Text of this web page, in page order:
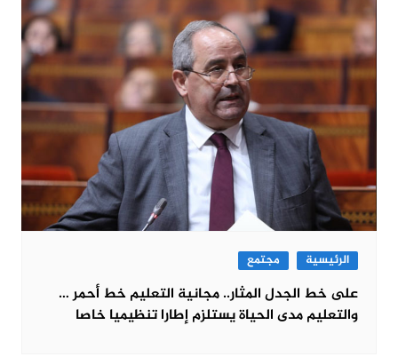
الرئيسية مجتمع
على خط الجدل المثار.. مجانية التعليم خط أحمر …
والتعليم مدى الحياة يستلزم إطارا تنظيميا خاصا